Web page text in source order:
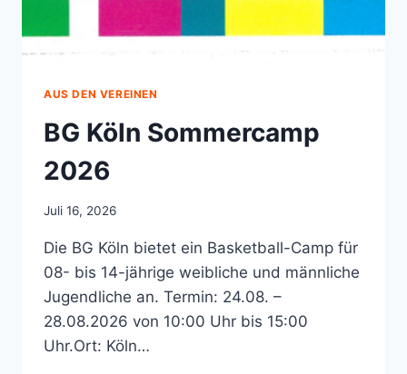
AUS DEN VEREINEN
BG Köln Sommercamp
2026
Juli 16, 2026
Die BG Köln bietet ein Basketball-Camp für
08- bis 14-jährige weibliche und männliche
Jugendliche an. Termin: 24.08. –
28.08.2026 von 10:00 Uhr bis 15:00
Uhr.Ort: Köln…